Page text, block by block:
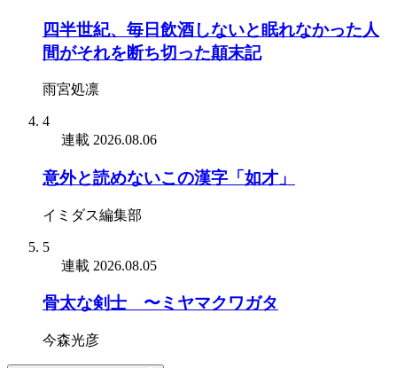
四半世紀、毎日飲酒しないと眠れなかった人
間がそれを断ち切った顛末記
雨宮処凛
4
連載 2026.08.06
意外と読めないこの漢字「如才」
イミダス編集部
5
連載 2026.08.05
骨太な剣士 〜ミヤマクワガタ
今森光彦